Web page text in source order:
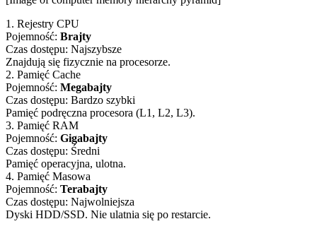
1. Rejestry CPU
Pojemność: Brajty
Czas dostępu: Najszybsze
Znajdują się fizycznie na procesorze.
2. Pamięć Cache
Pojemność: Megabajty
Czas dostępu: Bardzo szybki
Pamięć podręczna procesora (L1, L2, L3).
3. Pamięć RAM
Pojemność: Gigabajty
Czas dostępu: Średni
Pamięć operacyjna, ulotna.
4. Pamięć Masowa
Pojemność: Terabajty
Czas dostępu: Najwolniejsza
Dyski HDD/SSD. Nie ulatnia się po restarcie.